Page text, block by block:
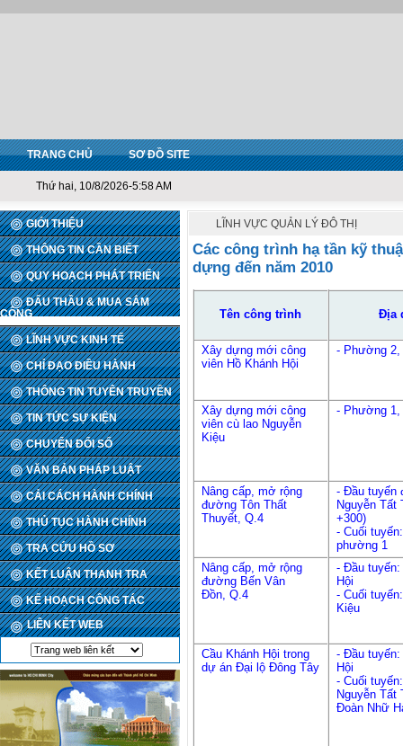
TRANG CHỦ SƠ ĐỒ SITE
Thứ hai, 10/8/2026-5:58 AM
GIỚI THIỆU
THÔNG TIN CẦN BIẾT
QUY HOẠCH PHÁT TRIỂN
ĐẤU THẦU & MUA SẮM
CÔNG
LĨNH VỰC KINH TẾ
CHỈ ĐẠO ĐIỀU HÀNH
THÔNG TIN TUYÊN TRUYỀN
TIN TỨC SỰ KIỆN
CHUYỂN ĐỔI SỐ
VĂN BẢN PHÁP LUẬT
CẢI CÁCH HÀNH CHÍNH
THỦ TỤC HÀNH CHÍNH
TRA CỨU HỒ SƠ
KẾT LUẬN THANH TRA
KẾ HOẠCH CÔNG TÁC
LIÊN KẾT WEB
LĨNH VỰC QUẢN LÝ ĐÔ THỊ
Các công trình hạ tần kỹ
dựng đến năm 2010
Tên công trình Địa
Xây dựng mới công
viên Hồ Khánh Hội
- Phường 2,
Xây dựng mới công
viên cù lao Nguyễn
Kiệu
- Phường 1,
Nâng cấp, mở rộng
đường Tôn Thất
Thuyết, Q.4
- Đầu tuyến
Nguyễn Tất
+300)
- Cuối
phường 1
Nâng cấp, mở rộng
đường Bến Vân
Đồn, Q.4
- Đầu tuyến:
Hội
- Cuối
Kiệu
Cầu Khánh Hội trong
dự án Đại lộ Đông Tây
- Đầu tuyến:
Hội
- Cuối
Nguyễn Tất
Đoàn Nhữ